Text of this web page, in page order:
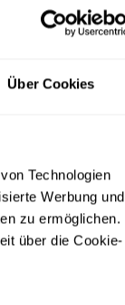
Über Cookies
Technologien
Werbung und
zu ermöglichen.
über die Cookie-
seine